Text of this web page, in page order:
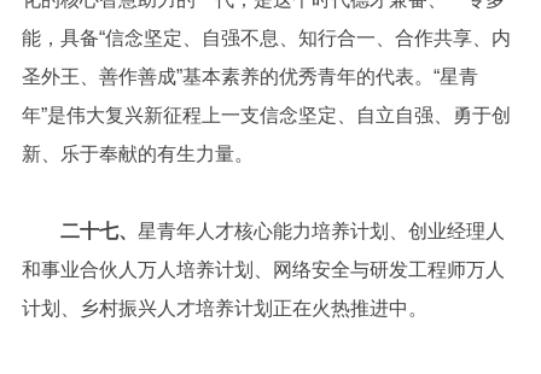
能，具备“信念坚定、自强不息、知行合一、合作共享、内
圣外王、善作善成”基本素养的优秀青年的代表。“星青
年”是伟大复兴新征程上一支信念坚定、自立自强、勇于创
新、乐于奉献的有生力量。
二十七、 星青年人才核心能力培养计划、创业经理人
和事业合伙人万人培养计划、网络安全与研发工程师万人
计划、乡村振兴人才培养计划正在火热推进中。